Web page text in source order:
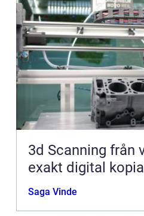
3d Scanning från verklighet till
exakt digital kopia
Saga Vinde